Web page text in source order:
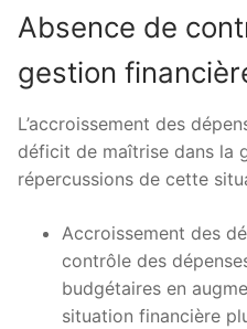
Absence de
gestion
L’accroissement des
déficit de maîtrise dans la
répercussions de cette
Accroissement des
contrôle des
budgétaires en
situation financière